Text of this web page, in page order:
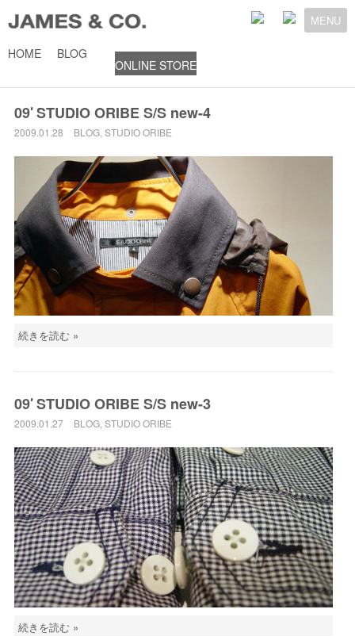
MENU
HOME BLOG
ONLINE STORE
09′ STUDIO ORIBE S/S new-4
2009.01.28 BLOG, STUDIO ORIBE
続きを読む »
09′ STUDIO ORIBE S/S new-3
2009.01.27 BLOG,STUDIO ORIBE
続きを読む »